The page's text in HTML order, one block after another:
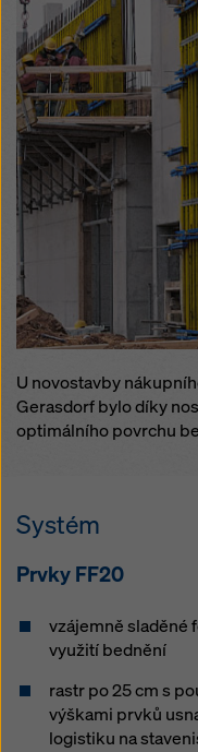
U novostavby
Gerasdorf bylo díky
optimálního povrchu
Systém
Prvky FF20
vzájemně sladěné
využití bednění
rastr po 25 cm s
výškami prvků
logistiku na